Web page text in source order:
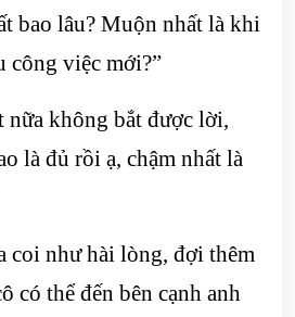
bao lâu? Muộn nhất là khi
công việc mới?”
không bắt được lời,
là đủ rồi ạ, chậm nhất là
coi như hài lòng, đợi thêm
có thể đến bên cạnh anh